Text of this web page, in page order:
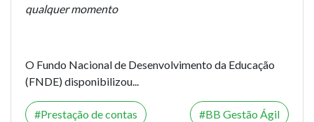
qualquer momento
O Fundo Nacional de Desenvolvimento da Educação
(FNDE) disponibilizou...
Prestação de contas BB Gestão Ágil